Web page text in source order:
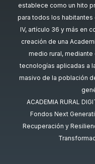
establece como un hito
para todos los
IV, artículo 36 y más en
creación de una
medio rural,
tecnologías aplicadas a
masivo de la población
ACADEMIA RURAL
Fondos Next
Recuperación y